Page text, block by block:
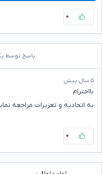
۰
پاسخ توسط
۵ سال پیش
بااحترام
به اتحادیه و تعزیرات مراجعه
۰